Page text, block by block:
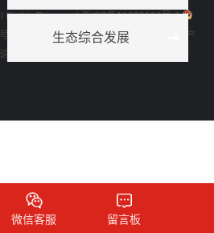
生态综合发展
Rights Reserved.浙ICP备11039119号-1
网站所展示技术参数等数据具体以实际产
明书为准。
微信客服 留言板